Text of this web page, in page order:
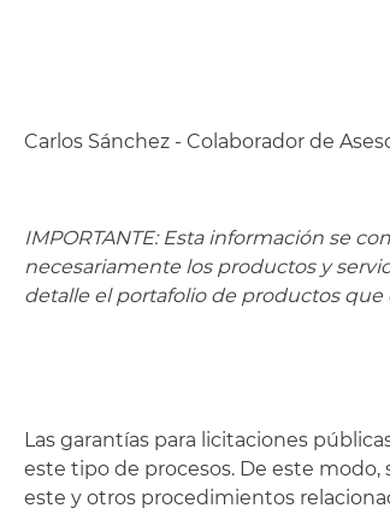
Carlos Sánchez - Colaborador de
IMPORTANTE: Esta información se
necesariamente los productos y
detalle el portafolio de productos
Las garantías para licitaciones
este tipo de procesos. De este
este y otros procedimientos